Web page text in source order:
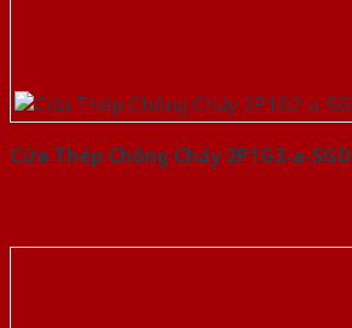
Cửa Thép Chống Cháy 2P1G2-a-SGD